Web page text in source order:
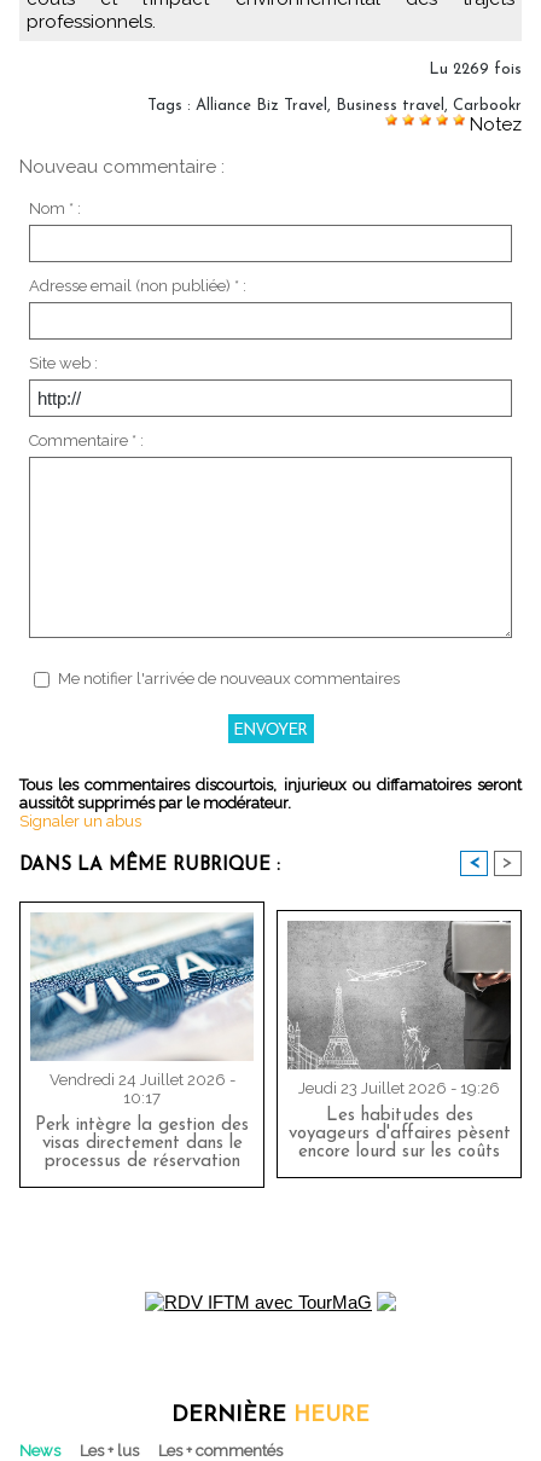
professionnels.
Lu 2269 fois
Tags : Alliance Biz Travel Business travel Carbookr
Notez
Nouveau commentaire :
Nom * :
Adresse email (non publiée) * :
Site web :
Commentaire * :
Me notifier l'arrivée de nouveaux commentaires
Tous les commentaires discourtois, injurieux ou diffamatoires seront
aussitôt supprimés par le modérateur.
Signaler un abus
DANS LA MÊME RUBRIQUE : < >
Vendredi 24 Juillet 2026 -
10:17
Perk intègre la gestion des
visas directement dans le
processus de réservation
Jeudi 23 Juillet 2026 - 19:26
Les habitudes des
voyageurs d'affaires pèsent
encore lourd sur les coûts
DERNIÈRE HEURE
News Les + lus Les + commentés